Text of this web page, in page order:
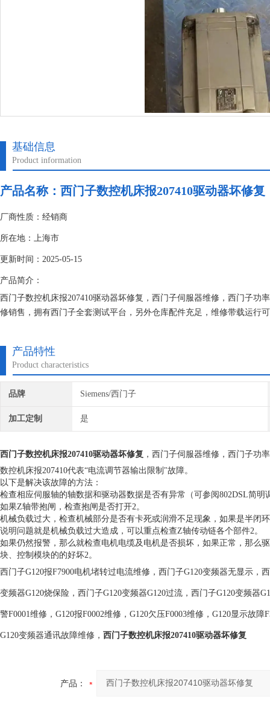
基础信息
Product information
产品名称： 西门子数控机床报207410驱动器坏修复
厂商性质：经销商
所在地：上海市
更新时间：2025-05-15
产品简介：
西门子数控机床报207410驱动器坏修复，西门子伺服器维修，西门子
修销售，拥有西门子全套测试平台，另外仓库配件充足，维修带载运行
产品特性
Product characteristics
品牌 Siemens/西门子
加工定制 是
西门子数控机床报207410驱动器坏修复 ，西门子伺服器维修，西门子功
数控机床报207410代表“电流调节器输出限制"故障。
以下是解决该故障的方法：
检查相应伺服轴的轴数据和驱动器数据是否有异常（可参阅802DSL简明
如果Z轴带抱闸，检查抱闸是否打开2。
机械负载过大，检查机械部分是否有卡死或润滑不足现象，如果是半闭
说明问题就是机械负载过大造成，可以重点检查Z轴传动链各个部件2。
如果仍然报警，那么就检查电机电缆及电机是否损坏，如果正常，那么
块、控制模块的的好坏2。
西门子G120报F7900电机堵转过电流维修，西门子G120变频器无显示，
变频器G120烧保险，西门子G120变频器G120过流，西门子G120变频器
警F0001维修，G120报F0002维修，G120欠压F0003维修，G120显示故
G120变频器通讯故障维修， 西门子数控机床报207410驱动器坏修复
产品：